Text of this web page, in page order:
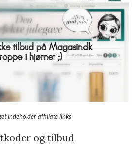
indeholder affiliate links
og tilbud